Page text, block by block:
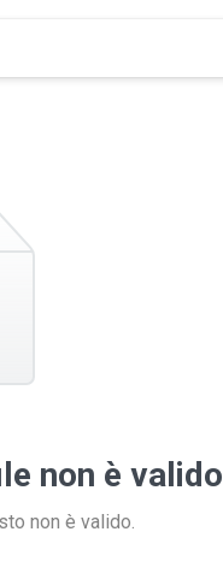
non è valido
non è valido.